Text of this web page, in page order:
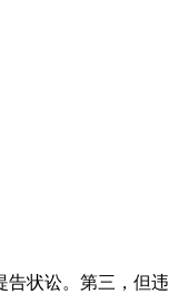
状讼。第三，但违